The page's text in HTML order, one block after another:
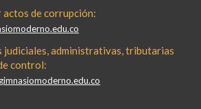
actos de corrupción:
judiciales, administrativas, tributarias
control: